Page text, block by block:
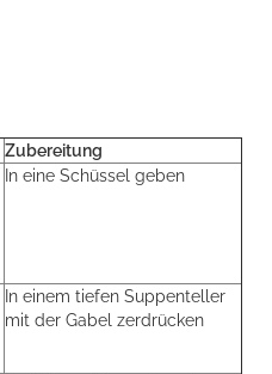
Zubereitung
In eine Schüssel geben
In einem tiefen Suppenteller
mit der Gabel zerdrücken